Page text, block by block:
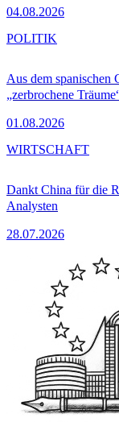
04.08.2026
Aus dem spanischen
„zerbrochene
01.08.2026
POLITIK
Dankt China für die
Analysten
28.07.2026
WIRTSCHAFT